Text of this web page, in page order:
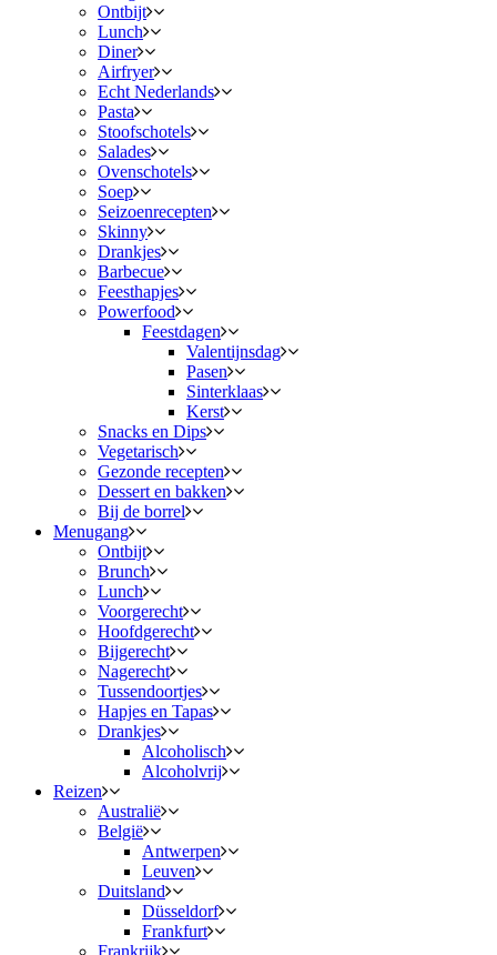
Ontbijt
Lunch
Diner
Airfryer
Echt Nederlands
Pasta
Stoofschotels
Salades
Ovenschotels
Soep
Seizoenrecepten
Skinny
Drankjes
Barbecue
Feesthapjes
Powerfood
Feestdagen
Valentijnsdag
Pasen
Sinterklaas
Kerst
Snacks en Dips
Vegetarisch
Gezonde recepten
Dessert en bakken
Bij de borrel
Menugang
Ontbijt
Brunch
Lunch
Voorgerecht
Hoofdgerecht
Bijgerecht
Nagerecht
Tussendoortjes
Hapjes en Tapas
Drankjes
Alcoholisch
Alcoholvrij
Reizen
Australië
België
Antwerpen
Leuven
Duitsland
Düsseldorf
Frankfurt